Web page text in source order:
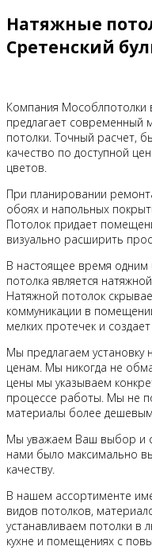
Натяжные
Сретенский
Компания Мособлпотолки
предлагает современный
потолки. Точный расчет,
качество по доступной
цветов.
При планировании
обоях и напольных
Потолок придает
визуально расширить
В настоящее время одним
потолка является
Натяжной потолок
коммуникации в
мелких протечек и
Мы предлагаем
ценам. Мы никогда не
цены мы указываем
процессе работы. Мы не
материалы более
Мы уважаем Ваш выбор и
нами было максимально
качеству.
В нашем ассортименте
видов потолков,
устанавливаем потолки
кухне и помещениях с